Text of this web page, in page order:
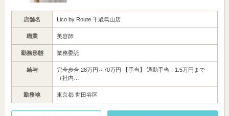
店舗名 Lico by Route 千歳烏山店
職業 美容師
勤務形態 業務委託
給与
完全歩合 28万円～70万円 【手当】 通勤手当：1.5万円まで
（社内…
勤務地 東京都 世田谷区